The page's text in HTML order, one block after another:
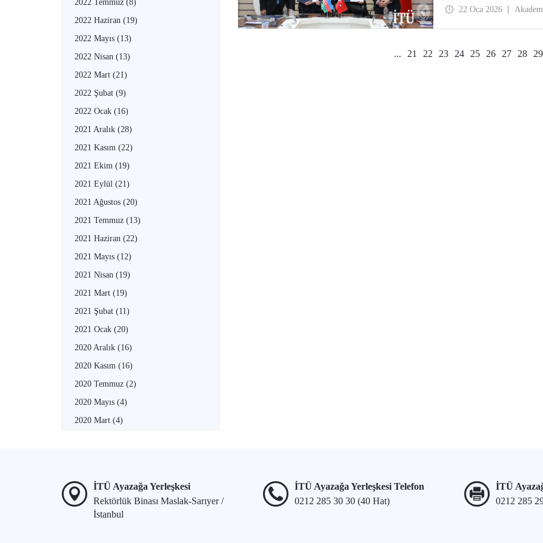
2022 Temmuz (8)
2022 Haziran (19)
2022 Mayıs (13)
2022 Nisan (13)
2022 Mart (21)
2022 Şubat (9)
2022 Ocak (16)
2021 Aralık (28)
2021 Kasım (22)
2021 Ekim (19)
2021 Eylül (21)
2021 Ağustos (20)
2021 Temmuz (13)
2021 Haziran (22)
2021 Mayıs (12)
2021 Nisan (19)
2021 Mart (19)
2021 Şubat (11)
2021 Ocak (20)
2020 Aralık (16)
2020 Kasım (16)
2020 Temmuz (2)
2020 Mayıs (4)
2020 Mart (4)
verilmesine kadar
22 Oca 2026
... 21 22 23 24 25 26 27 28 29
İTÜ Ayazağa Yerleşkesi
Rektörlük Binası Maslak-Sarıyer /
İstanbul
İTÜ Ayazağa Yerleşkesi Telefon
0212 285 30 30 (40 Hat)
İTÜ
0212 285